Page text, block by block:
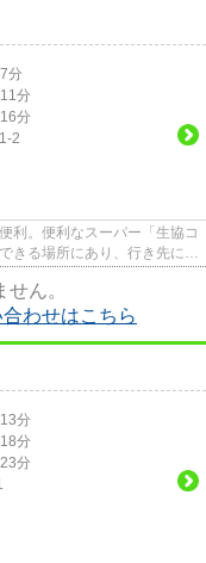
分
分
分
2
利。便利なスーパー「生協コ
きる場所にあり、行き先に応
ん。
わせはこちら
分
分
分